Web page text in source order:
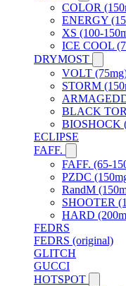
COLOR
ENERGY
XS (100-
ICE COOL
DRYMOST
VOLT
STORM
BLACK
BIOSHOCK
ECLIPSE
FAFF.
FAFF. (65-
PZDC
RandM
SHOOTER
HARD
FEDRS
FEDRS (original)
GLITCH
GUCCI
HOTSPOT